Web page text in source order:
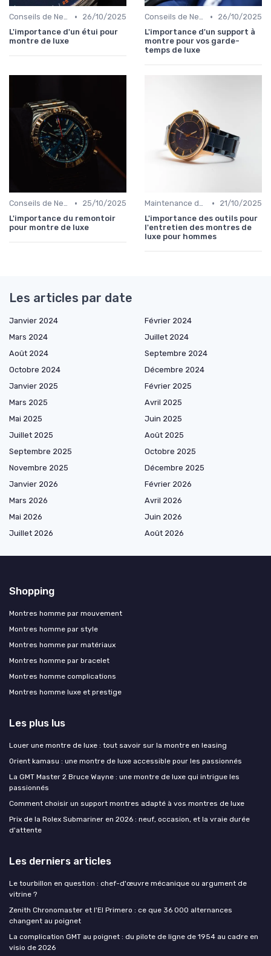
Conseils de Nettoyage et de Conservation •
26/10/2025
L'importance d'un étui pour
montre de luxe
Conseils de Nettoyage et de Conservation •
26/10/2025
L'importance d'un support à
montre pour vos garde-
temps de luxe
Conseils de Nettoyage et de Conservation •
25/10/2025
L'importance du remontoir
pour montre de luxe
Maintenance des Montres de Luxe •
21/10/2025
L'importance des outils pour
l'entretien des montres de
luxe pour hommes
Les articles par date
Janvier 2024
Février 2024
Mars 2024
Juillet 2024
Août 2024
Septembre 2024
Octobre 2024
Décembre 2024
Janvier 2025
Février 2025
Mars 2025
Avril 2025
Mai 2025
Juin 2025
Juillet 2025
Août 2025
Septembre 2025
Octobre 2025
Novembre 2025
Décembre 2025
Janvier 2026
Février 2026
Mars 2026
Avril 2026
Mai 2026
Juin 2026
Juillet 2026
Août 2026
Shopping
Montres homme par mouvement
Montres homme par style
Montres homme par matériaux
Montres homme par bracelet
Montres homme complications
Montres homme luxe et prestige
Les plus lus
Louer une montre de luxe : tout savoir sur la montre en leasing
Orient kamasu : une montre de luxe accessible pour les passionnés
La GMT Master 2 Bruce Wayne : une montre de luxe qui intrigue les
passionnés
Comment choisir un support montres adapté à vos montres de luxe
Prix de la Rolex Submariner en 2026 : neuf, occasion, et la vraie durée
d'attente
Les derniers articles
Le tourbillon en question : chef-d'œuvre mécanique ou argument de
vitrine ?
Zenith Chronomaster et l'El Primero : ce que 36 000 alternances
changent au poignet
La complication GMT au poignet : du pilote de ligne de 1954 au cadre en
visio de 2026